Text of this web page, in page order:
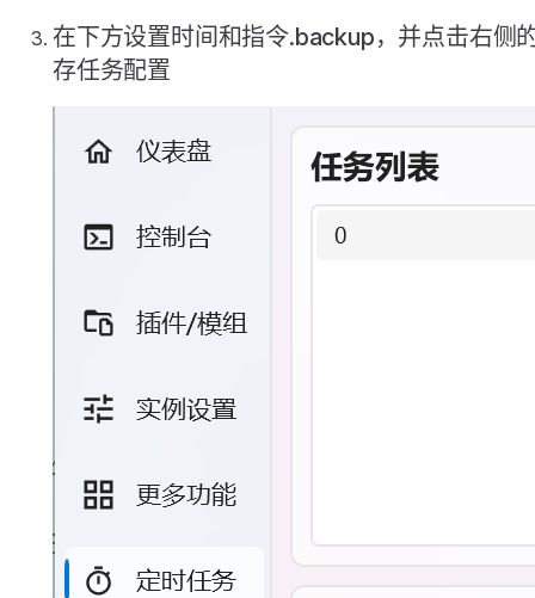
在下方设置时间和指令.backup，并点击右侧
存任务配置